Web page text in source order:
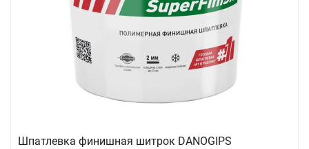
Шпатлевка финишная шитрок DANOGIPS